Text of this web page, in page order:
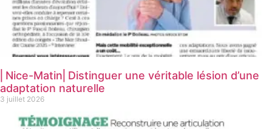
⎜Nice-Matin⎜Distinguer une véritable lésion d’une
adaptation naturelle
3 juillet 2026